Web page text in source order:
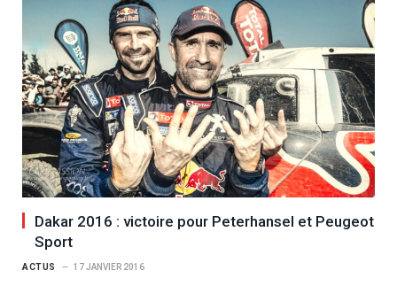
Dakar 2016 : victoire pour Peterhansel et Peugeot
Sport
ACTUS 17 JANVIER 2016